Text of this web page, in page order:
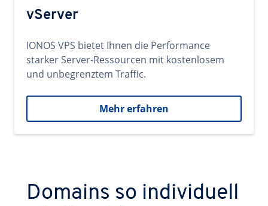
vServer
IONOS VPS bietet Ihnen die Performance
starker Server-Ressourcen mit kostenlosem
und unbegrenztem Traffic.
Mehr erfahren
Domains so individuell